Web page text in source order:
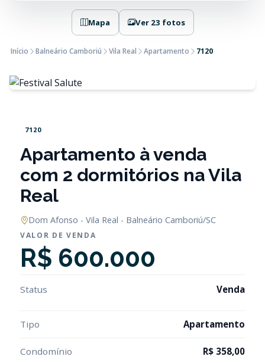
Mapa Ver 23 fotos
Início Balneário Camboriú Vila Real Apartamento 7120
7120
Apartamento à venda
com 2 dormitórios na Vila
Real
Dom Afonso - Vila Real - Balneário Camboriú/SC
VALOR DE VENDA
R$ 600.000
Status Venda
Tipo Apartamento
Condomínio R$ 358,00